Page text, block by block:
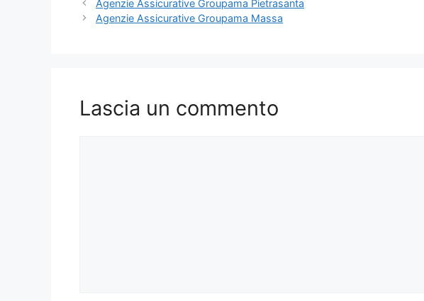
Agenzie Assicurative Groupama Pietrasanta
Agenzie Assicurative Groupama Massa
Lascia un commento